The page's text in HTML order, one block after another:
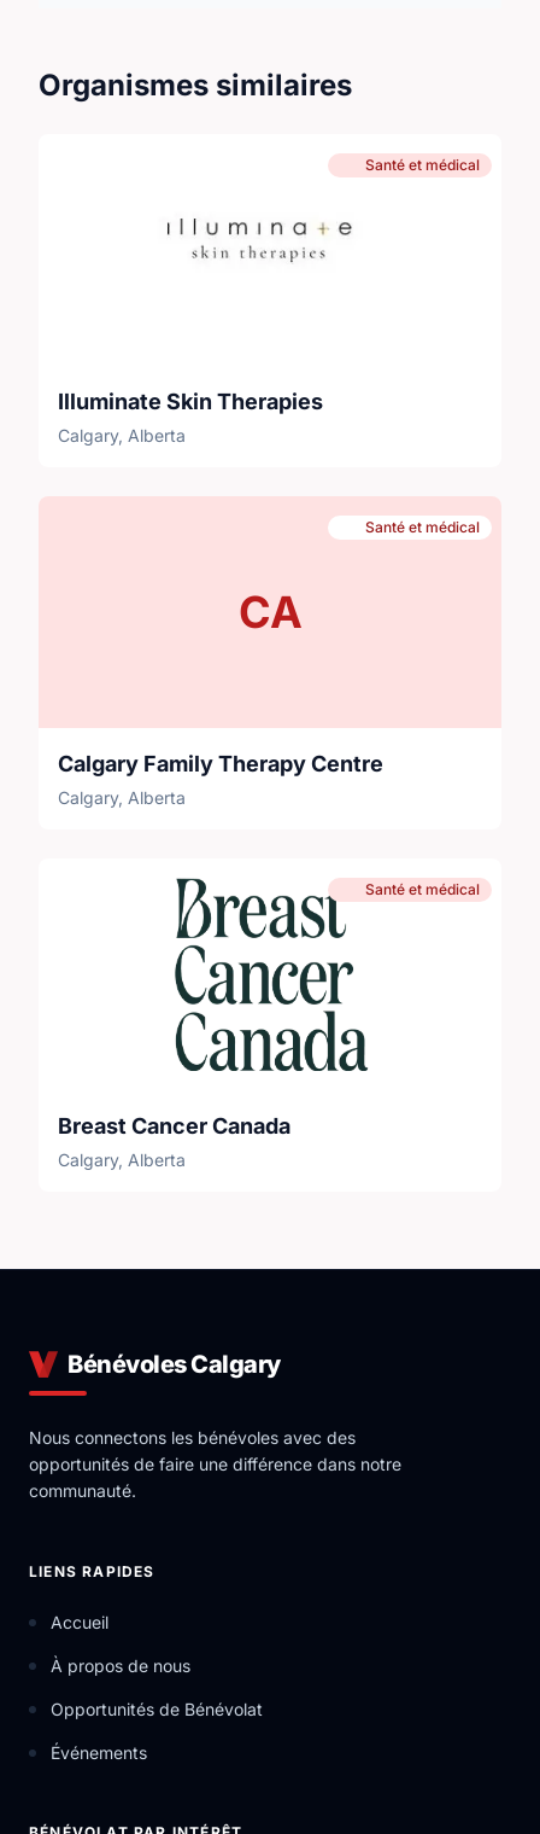
Organismes similaires
Santé et médical
Illuminate Skin Therapies
Calgary, Alberta
CA
Santé et médical
Calgary Family Therapy Centre
Calgary, Alberta
Santé et médical
Breast Cancer Canada
Calgary, Alberta
Bénévoles Calgary
Nous connectons les bénévoles avec des
opportunités de faire une différence dans notre
communauté.
LIENS RAPIDES
Accueil
À propos de nous
Opportunités de Bénévolat
Événements